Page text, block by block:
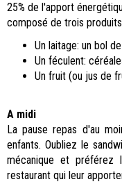
25% de l'apport
composé de trois
Un laitage: un bol
Un féculent:
Un fruit (ou jus de
A midi
La pause repas d'au
enfants. Oubliez le
mécanique et préférez
restaurant qui leur